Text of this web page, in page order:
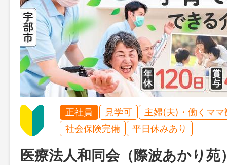
正社員 見学可
主婦(夫)・働くママ
社会保険完備
平日休みあり
医療法人和同会（際波あかり苑